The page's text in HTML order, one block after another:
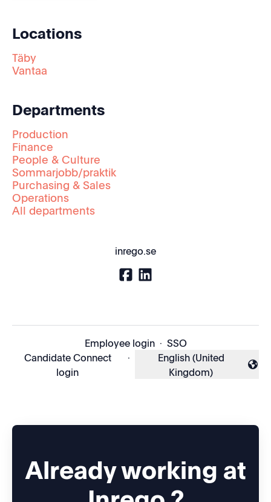
Locations
Täby
Vantaa
Departments
Production
Finance
People & Culture
Sommarjobb/praktik
Purchasing & Sales
Operations
All departments
inrego.se
Employee login · SSO
Candidate Connect
login
·
Change language
English (United
Kingdom)
Already working at